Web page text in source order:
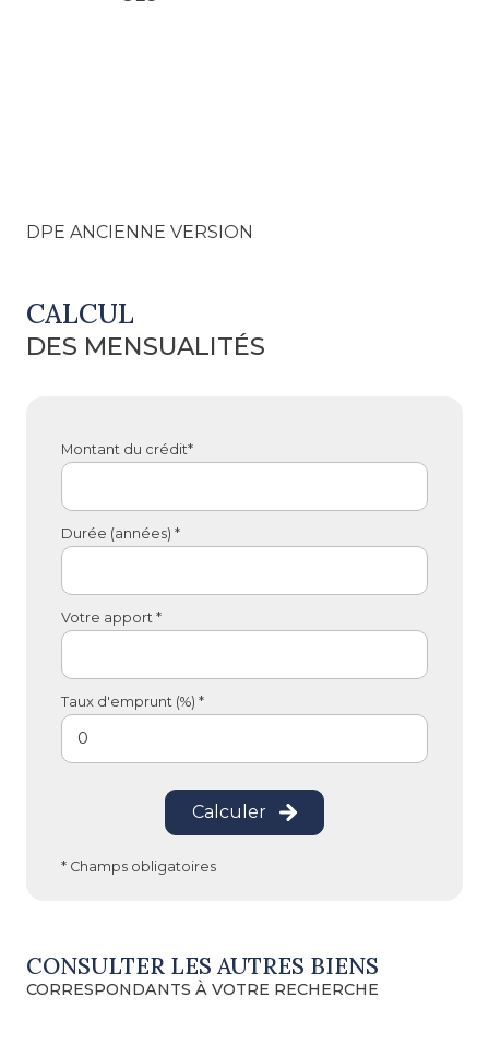
DPE ANCIENNE VERSION
CALCUL
DES MENSUALITÉS
Montant du crédit*
Durée (années) *
Votre apport *
Taux d'emprunt (%) *
Calculer
* Champs obligatoires
CONSULTER LES AUTRES BIENS
CORRESPONDANTS À VOTRE RECHERCHE